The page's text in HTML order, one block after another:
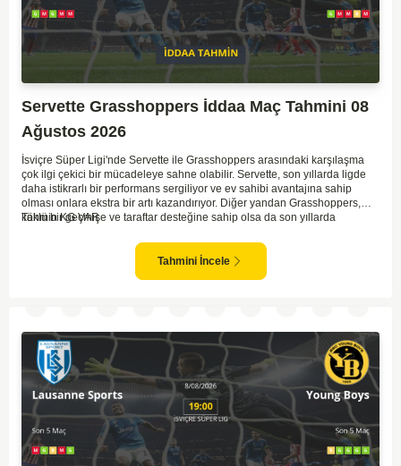
Servette Grasshoppers İddaa Maç Tahmini 08
Ağustos 2026
İsviçre Süper Ligi'nde Servette ile Grasshoppers arasındaki karşılaşma
çok ilgi çekici bir mücadeleye sahne olabilir. Servette, son yıllarda ligde
daha istikrarlı bir performans sergiliyor ve ev sahibi avantajına sahip
olması onlara ekstra bir artı kazandırıyor. Diğer yandan Grasshoppers,
köklü bir geçmişe ve taraftar desteğine sahip olsa da son yıllarda
genellikle maçlarda gol yollarında etkili olurken, Grasshoppers savunma
anlamında zaman zaman sorunlar yaşayabiliyor. Bu durumda,
karşılaşmanın gollü geçmesi muhtemel gözüküyor. İki takımın oyun tarzını
Tahmin KG VAR
Tahmini İncele